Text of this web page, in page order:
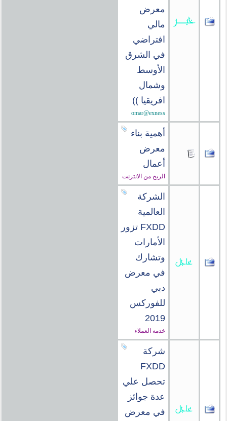
معرض
مالي
افتراضي
في الشرق
الأوسط
وشمال
افريقيا ))
omar@exness
أهمية بناء
معرض
أعمال
الربح من الانترنت
الشركة
العالمية
FXDD تزور
الأمارات
وتشارك
في معرض
دبي
للفوركس
2019
خدمة العملاء
شركة
FXDD
تحصل علي
عدة جوائز
في معرض